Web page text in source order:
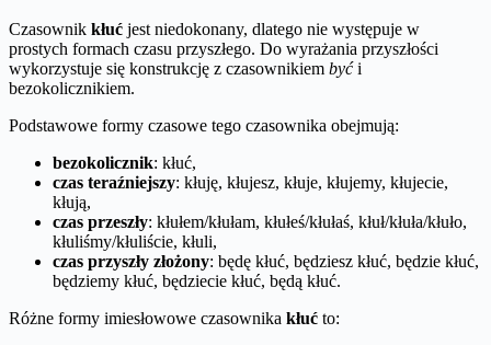
Czasownik kłuć jest niedokonany, dlatego nie występuje w
prostych formach czasu przyszłego. Do wyrażania przyszłości
wykorzystuje się konstrukcję z czasownikiem byći
bezokolicznikiem.
Podstawowe formy czasowe tego czasownika obejmują:
bezokolicznik: kłuć,
czas teraźniejszy: kłuję, kłujesz, kłuje, kłujemy, kłujecie,
kłują,
czas przeszły: kłułem/kłułam, kłułeś/kłułaś, kłuł/kłuła/kłuło,
kłuliśmy/kłuliście, kłuli,
czas przyszły złożony: będę kłuć, będziesz kłuć, będzie kłuć,
będziemy kłuć, będziecie kłuć, będą kłuć.
Różne formy imiesłowowe czasownika kłuć to: